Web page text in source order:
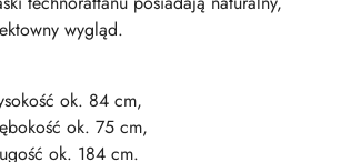
wygląd.
ok. 84 cm,
ok. 75 cm,
ok. 184 cm.